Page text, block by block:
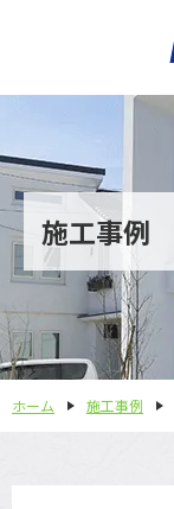
施工事例
ホーム 施工事例